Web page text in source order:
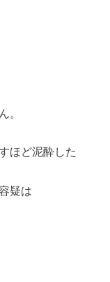
。
ほど泥酔した
疑は